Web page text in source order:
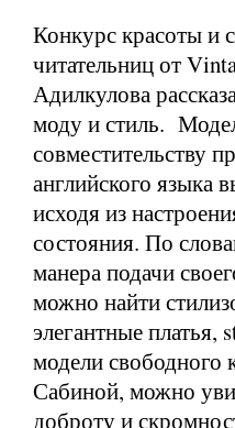
Конкурс красоты и
читательниц от
Адилкулова
моду и стиль.
совместительству
английского языка
исходя из
состояния. По
манера подачи
можно найти
элегантные платья,
модели свободного
Сабиной, можно
доброту и